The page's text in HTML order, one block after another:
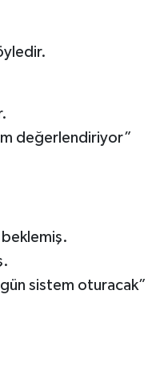
değerlendiriyor”
beklemiş.
sistem oturacak”